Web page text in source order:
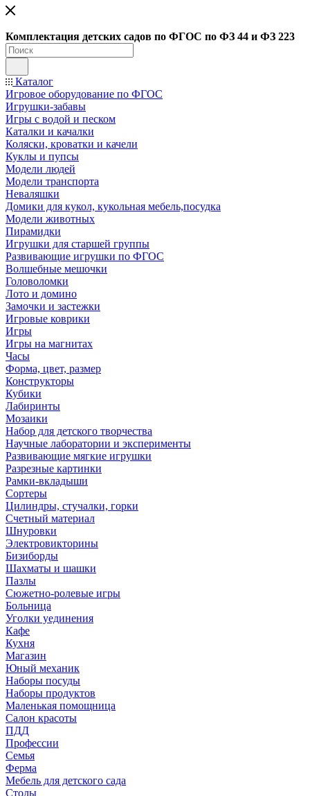
Комплектация детских садов по ФГОC по ФЗ 44 и ФЗ 223
Каталог
Игровое оборудование по ФГОС
Игрушки-забавы
Игры с водой и песком
Каталки и качалки
Коляски, кроватки и качели
Куклы и пупсы
Модели людей
Модели транспорта
Неваляшки
Домики для кукол, кукольная мебель,посудка
Модели животных
Пирамидки
Игрушки для старшей группы
Развивающие игрушки по ФГОС
Волшебные мешочки
Головоломки
Лото и домино
Замочки и застежки
Игровые коврики
Игры
Игры на магнитах
Часы
Форма, цвет, размер
Конструкторы
Кубики
Лабиринты
Мозаики
Набор для детского творчества
Научные лаборатории и эксперименты
Развивающие мягкие игрушки
Разрезные картинки
Рамки-вкладыши
Сортеры
Цилиндры, стучалки, горки
Счетный материал
Шнуровки
Электровикторины
Бизиборды
Шахматы и шашки
Пазлы
Сюжетно-ролевые игры
Больница
Уголки уединения
Кафе
Кухня
Магазин
Юный механик
Наборы посуды
Наборы продуктов
Маленькая помощница
Салон красоты
ПДД
Профессии
Семья
Ферма
Мебель для детского сада
Столы